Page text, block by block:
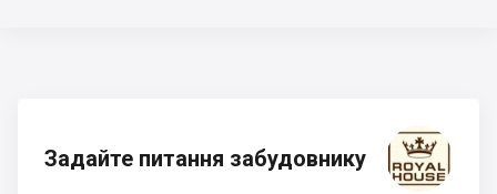
Задайте питання забудовнику